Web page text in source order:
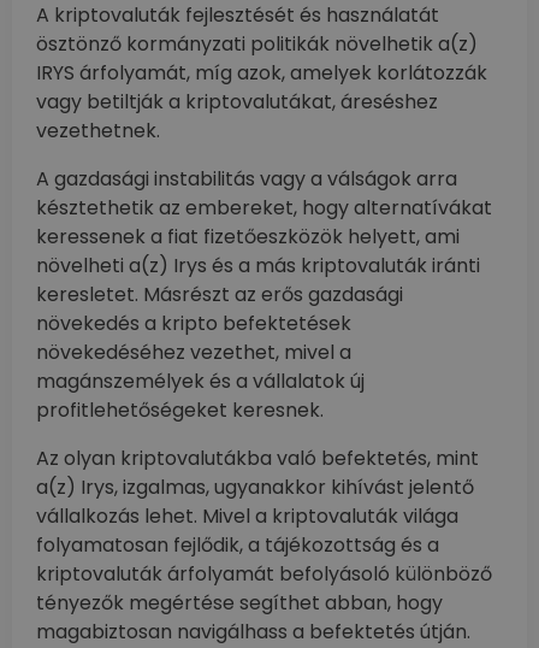
A kriptovaluták fejlesztését és használatát
ösztönző kormányzati politikák növelhetik a(z)
IRYS árfolyamát, míg azok, amelyek korlátozzák
vagy betiltják a kriptovalutákat, áreséshez
vezethetnek.
A gazdasági instabilitás vagy a válságok arra
késztethetik az embereket, hogy alternatívákat
keressenek a fiat fizetőeszközök helyett, ami
növelheti a(z) Irys és a más kriptovaluták iránti
keresletet. Másrészt az erős gazdasági
növekedés a kripto befektetések
növekedéséhez vezethet, mivel a
magánszemélyek és a vállalatok új
profitlehetőségeket keresnek.
Az olyan kriptovalutákba való befektetés, mint
a(z) Irys, izgalmas, ugyanakkor kihívást jelentő
vállalkozás lehet. Mivel a kriptovaluták világa
folyamatosan fejlődik, a tájékozottság és a
kriptovaluták árfolyamát befolyásoló különböző
tényezők megértése segíthet abban, hogy
magabiztosan navigálhass a befektetés útján.